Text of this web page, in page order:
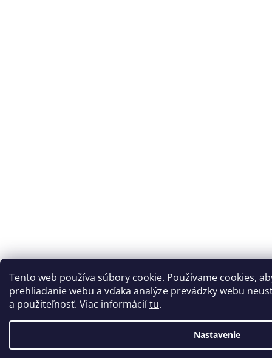
Tento web používa súbory cookie. Používame cookies,
prehliadanie webu a vďaka analýze prevádzky webu
a použiteľnosť. Viac informáciítu.
Nastavenie